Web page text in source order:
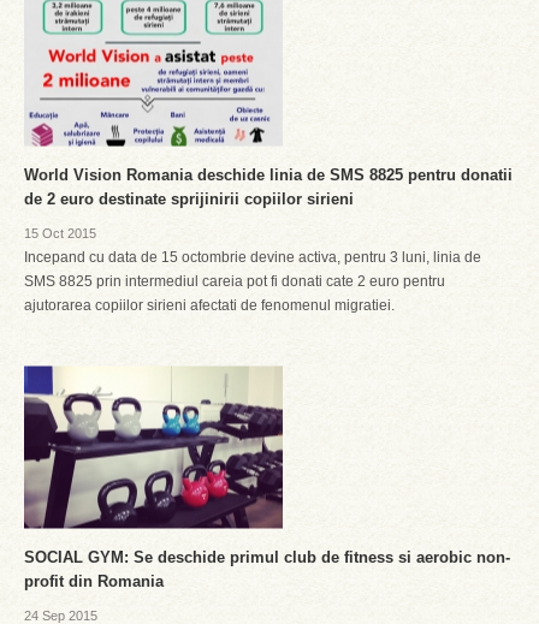
World Vision Romania deschide linia de SMS 8825 pentru donatii
de 2 euro destinate sprijinirii copiilor sirieni
15 Oct 2015
Incepand cu data de 15 octombrie devine activa, pentru 3 luni, linia de
SMS 8825 prin intermediul careia pot fi donati cate 2 euro pentru
ajutorarea copiilor sirieni afectati de fenomenul migratiei.
SOCIAL GYM: Se deschide primul club de fitness si aerobic non-
profit din Romania
24 Sep 2015